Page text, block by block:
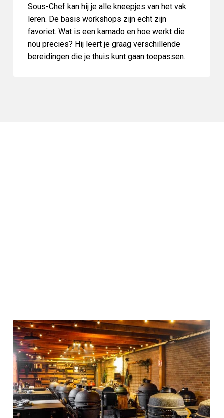
Sous-Chef kan hij je alle kneepjes van het vak
leren. De basis workshops zijn echt zijn
favoriet. Wat is een kamado en hoe werkt die
nou precies? Hij leert je graag verschillende
bereidingen die je thuis kunt gaan toepassen.